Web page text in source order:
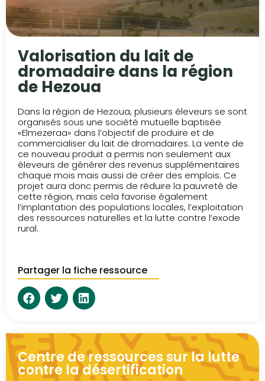
Valorisation du lait de
dromadaire dans la région
de Hezoua
Dans la région de Hezoua, plusieurs éleveurs se sont
organisés sous une société mutuelle baptisée
«Elmezeraa» dans l’objectif de produire et de
commercialiser du lait de dromadaires. La vente de
ce nouveau produit a permis non seulement aux
éleveurs de générer des revenus supplémentaires
chaque mois mais aussi de créer des emplois. Ce
projet aura donc permis de réduire la pauvreté de
cette région, mais cela favorise également
l’implantation des populations locales, l’exploitation
des ressources naturelles et la lutte contre l’exode
rural.
Partager la fiche ressource
Centre de ressources sur la lutte
contre la désertification